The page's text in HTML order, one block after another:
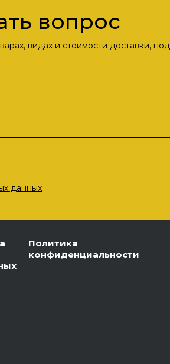
вопрос
видах и стоимости доставки,
данных
Политика
конфиденциальности